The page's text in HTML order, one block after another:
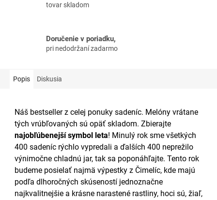
tovar skladom
Doručenie v poriadku,
pri nedodržaní zadarmo
Popis Diskusia
Náš bestseller z celej ponuky sadeníc. Melóny vrátane
tých vrúbľovaných sú opäť skladom. Zbierajte
najobľúbenejší symbol leta! Minulý rok sme všetkých
400 sadeníc rýchlo vypredali a ďalších 400 neprežilo
výnimočne chladnú jar, tak sa poponáhľajte. Tento rok
budeme posielať najmä výpestky z Čimelíc, kde majú
podľa dlhoročných skúseností jednoznačne
najkvalitnejšie a krásne narastené rastliny, hoci sú, žiaľ,